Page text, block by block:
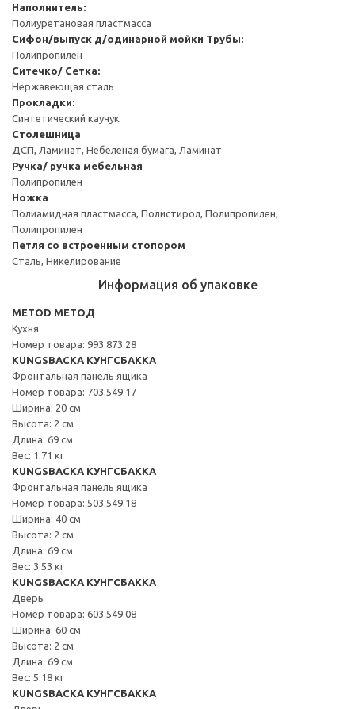
Наполнитель:
Полиуретановая пластмасса
Сифон/выпуск д/одинарной мойки Трубы:
Полипропилен
Ситечко/ Сетка:
Нержавеющая сталь
Прокладки:
Синтетический каучук
Столешница
ДСП, Ламинат, Небеленая бумага, Ламинат
Ручка/ ручка мебельная
Полипропилен
Ножка
Полиамидная пластмасса, Полистирол, Полипропилен,
Полипропилен
Петля со встроенным стопором
Сталь, Никелирование
Информация об упаковке
METOD МЕТОД
Кухня
Номер товара: 993.873.28
KUNGSBACKA КУНГСБАККА
Фронтальная панель ящика
Номер товара: 703.549.17
Ширина: 20 см
Высота: 2 см
Длина: 69 см
Вес: 1.71 кг
KUNGSBACKA КУНГСБАККА
Фронтальная панель ящика
Номер товара: 503.549.18
Ширина: 40 см
Высота: 2 см
Длина: 69 см
Вес: 3.53 кг
KUNGSBACKA КУНГСБАККА
Дверь
Номер товара: 603.549.08
Ширина: 60 см
Высота: 2 см
Длина: 69 см
Вес: 5.18 кг
KUNGSBACKA КУНГСБАККА